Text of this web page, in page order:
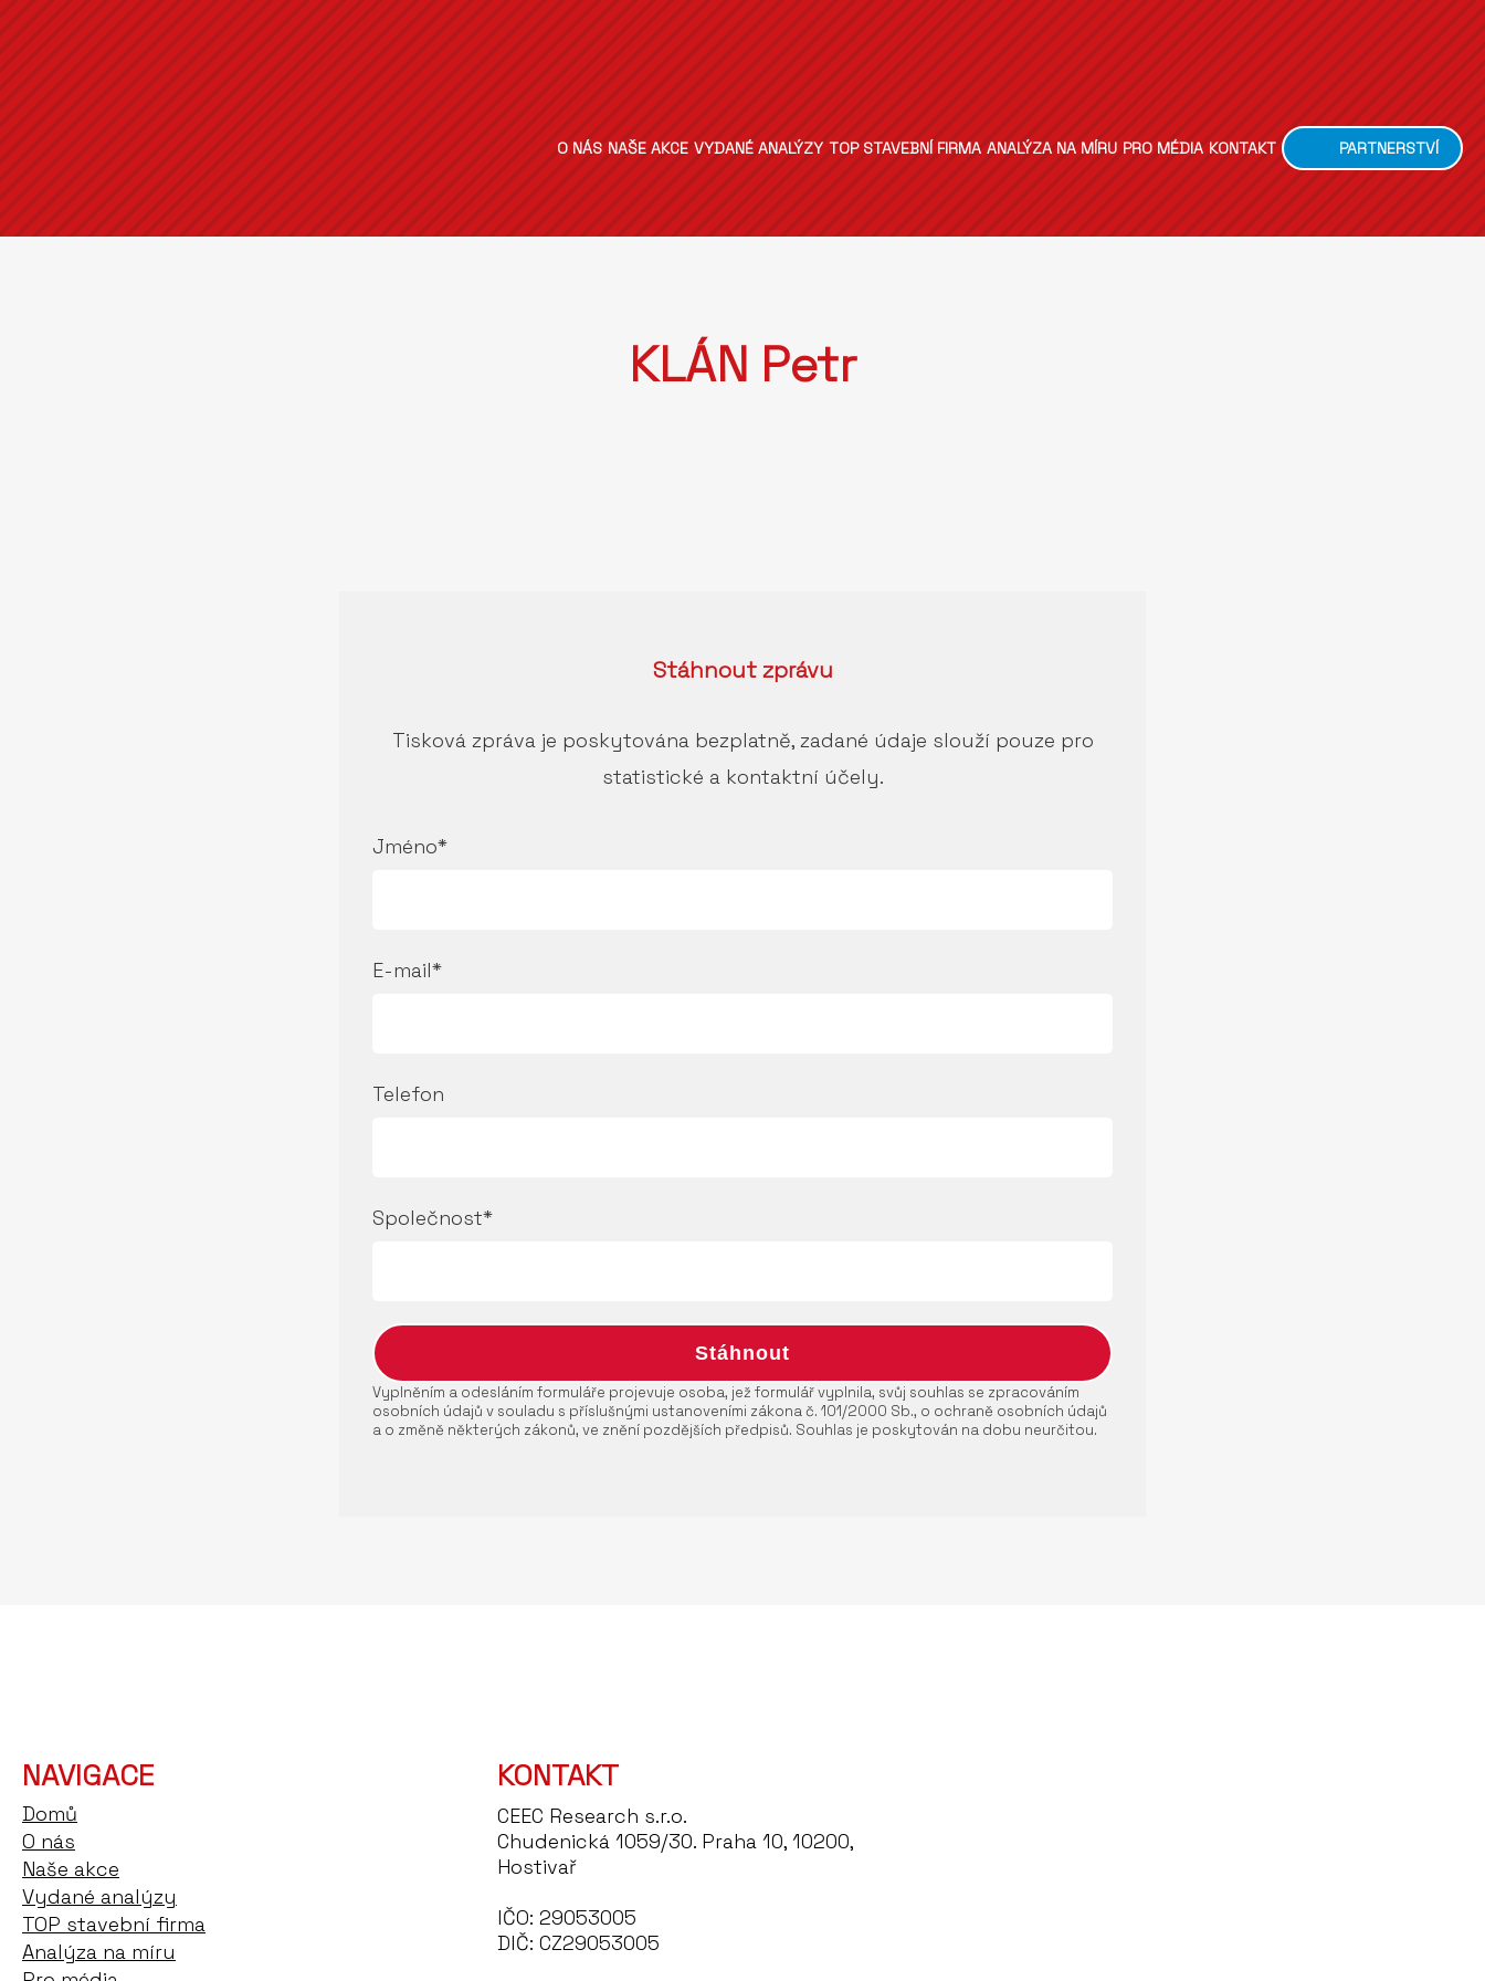
O NÁS NAŠE AKCE VYDANÉ ANALÝZY TOP STAVEBNÍ FIRMA ANALÝZA NA MÍRU PRO MÉDIA KONTAKT PARTNERSTVÍ
KLÁN Petr
Stáhnoutzprávu
Tisková zpráva je poskytována bezplatně, zadané údaje slouží pouze pro
statistické a kontaktní účely.
Jméno*
E-mail*
Telefon
Společnost*
Vyplněním a odesláním formuláře projevuje osoba, jež formulář vyplnila, svůj souhlas se zpracováním
osobních údajů v souladu s příslušnými ustanoveními zákona č. 101/2000 Sb., o ochraně osobních údajů
a o změně některých zákonů, ve znění pozdějších předpisů. Souhlas je poskytován na dobu neurčitou.
NAVIGACE
Domů
O nás
Naše akce
Vydané analýzy
TOP stavební firma
Analýza na míru
KONTAKT
CEEC Research s.r.o.
Chudenická 1059/30. Praha 10, 10200,
Hostivař
IČO: 29053005
DIČ: CZ29053005